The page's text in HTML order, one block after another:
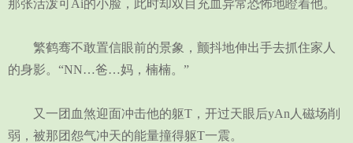
那张活泼可Ai的小脸，此时却双目充血异常恐怖地瞪着他。
繁鹤骞不敢置信眼前的景象，颤抖地伸出手去抓住家人
的身影。“NN…爸…妈，楠楠。”
又一团血煞迎面冲击他的躯T，开过天眼后yAn人磁场削
弱，被那团怨气冲天的能量撞得躯T一震。